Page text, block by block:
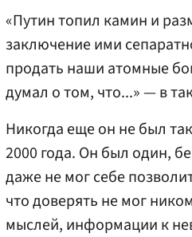
«Путин топил камин и
заключение ими
продать наши атомные
думал о том, что...» — в
Никогда еще он не был
2000 года. Он был один,
даже не мог себе
что доверять не мог
мыслей, информации к